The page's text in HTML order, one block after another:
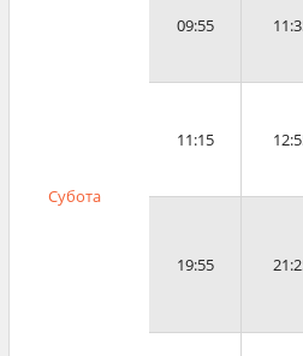
Субота
09:55
11:15
19:55